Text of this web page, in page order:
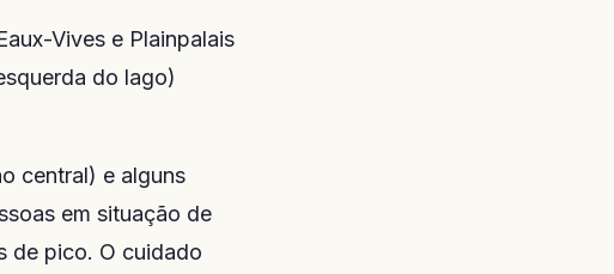
Vives e Plainpalais
do lago)
central) e alguns
em situação de
de pico. O cuidado